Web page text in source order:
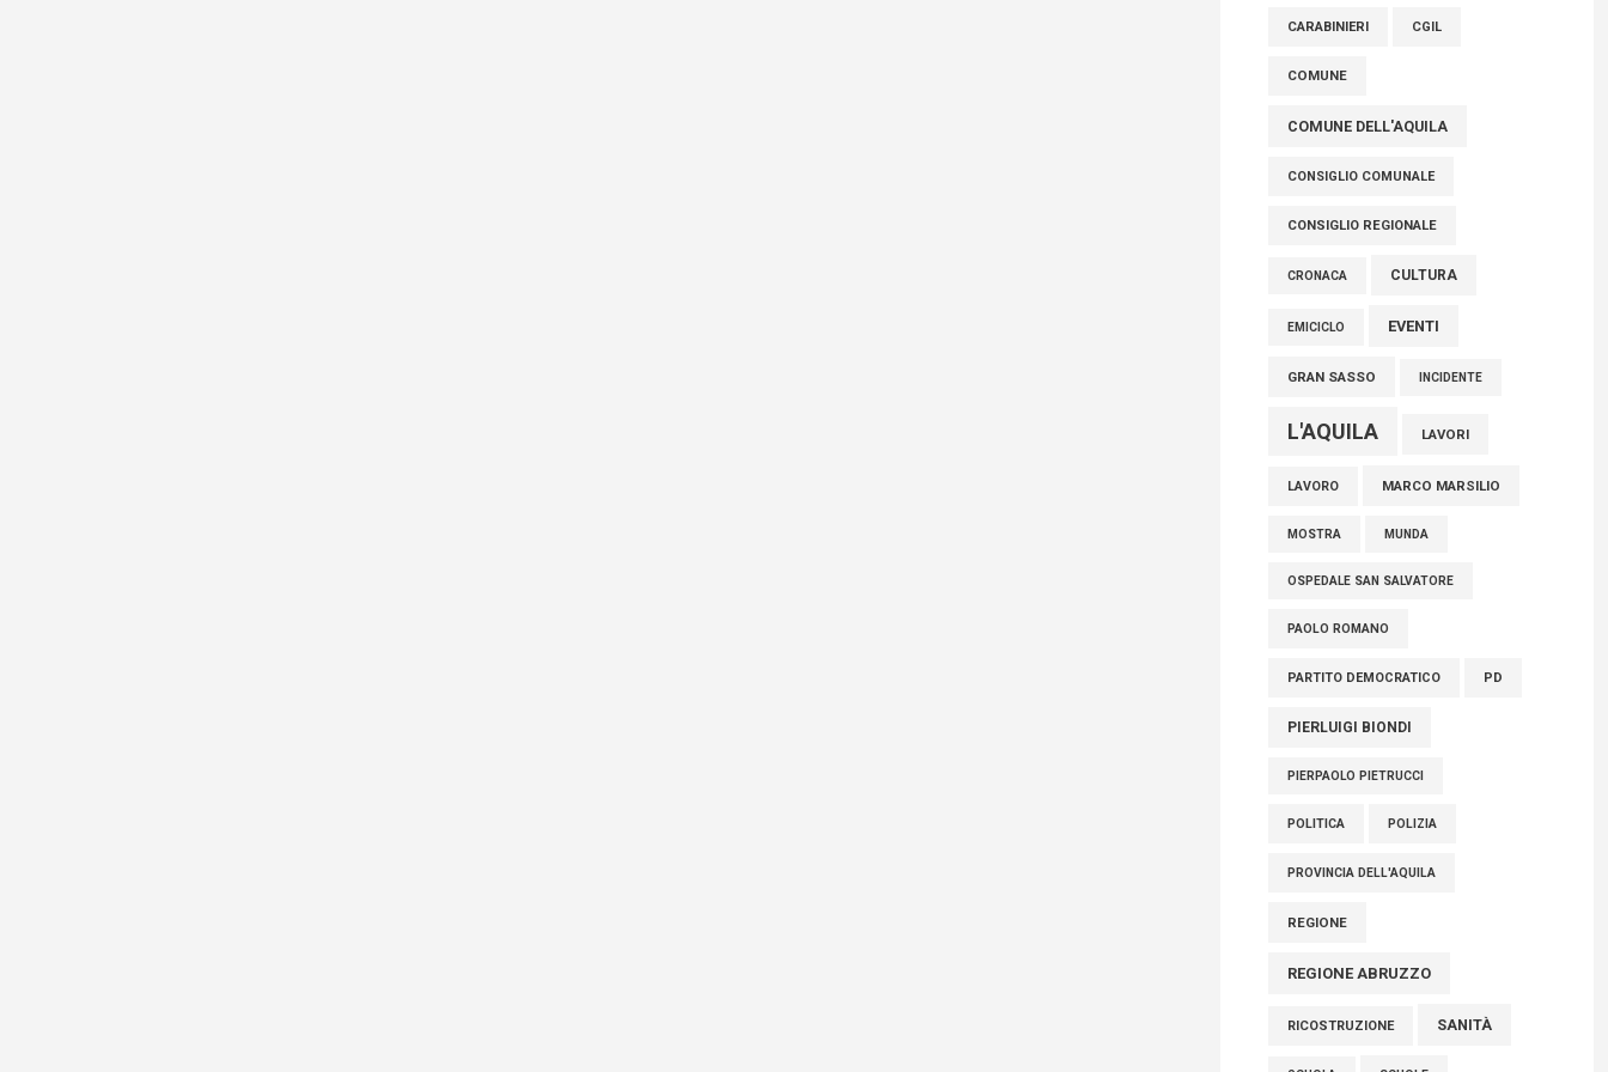
tra cui molti abruzzesi"
06 Agosto 2026
CARABINIERI CGIL
COMUNE
COMUNE DELL'AQUILA
CONSIGLIO COMUNALE
CONSIGLIO REGIONALE
CRONACA CULTURA
EMICICLO EVENTI
GRAN SASSO INCIDENTE
L'AQUILA LAVORI
LAVORO MARCO MARSILIO
MOSTRA MUNDA
OSPEDALE SAN SALVATORE
PAOLO ROMANO
PARTITO DEMOCRATICO PD
PIERLUIGI BIONDI
PIERPAOLO PIETRUCCI
POLITICA POLIZIA
PROVINCIA DELL'AQUILA
REGIONE
REGIONE ABRUZZO
RICOSTRUZIONE SANITÀ